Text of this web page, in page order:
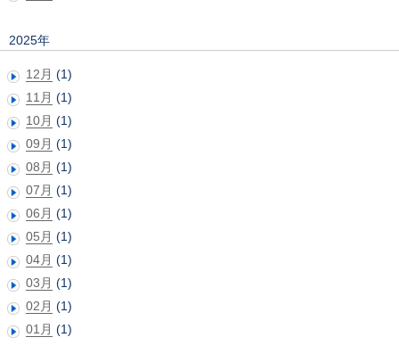
2025年
12月 (1)
11月 (1)
10月 (1)
09月 (1)
08月 (1)
07月 (1)
06月 (1)
05月 (1)
04月 (1)
03月 (1)
02月 (1)
01月 (1)